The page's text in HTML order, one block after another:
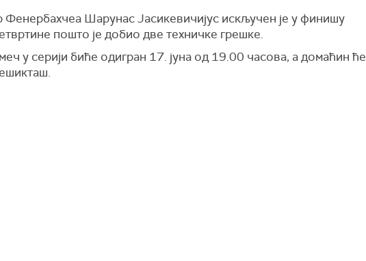
Фенербахчеа Шарунас Јасикевичијус искључен је у финишу
пошто је добио две техничке грешке.
у серији биће одигран 17. јуна од 19.00 часова, а домаћин ће